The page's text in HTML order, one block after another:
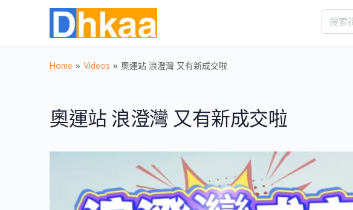
Home » Videos » 奧運站 浪澄灣 又有新成交啦
奧運站 浪澄灣 又有新成交啦